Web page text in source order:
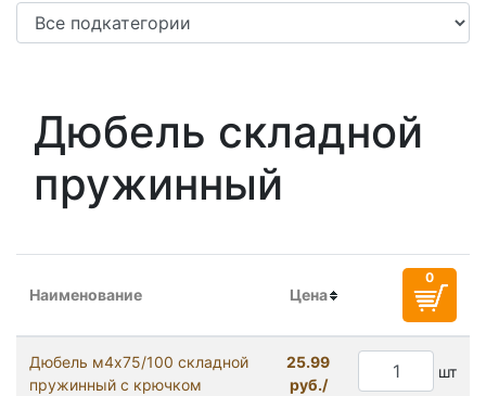
Дюбель складной
пружинный
Наименование Цена
Дюбель м4х75/100 складной
пружинный с крючком
25.99
руб./
шт